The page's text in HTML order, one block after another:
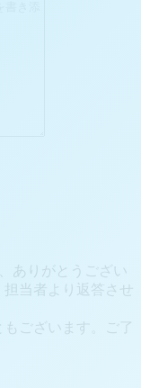
ありがとうござい
当者より返答させ
ございます。ご了